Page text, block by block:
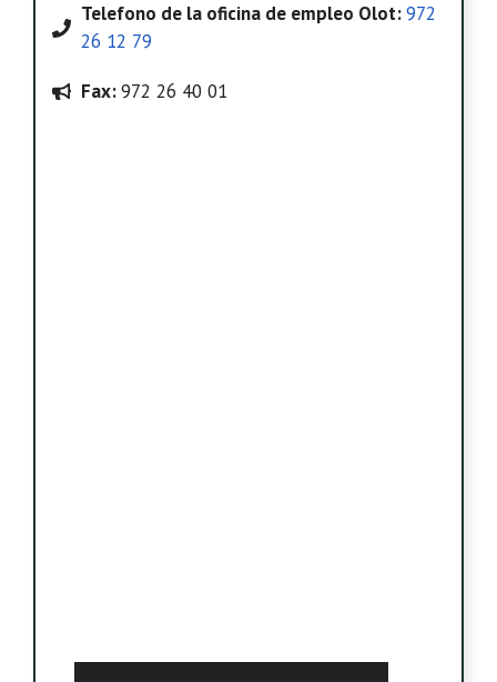
Telefono de la oficina de empleo Olot:972
26 12 79
Fax:972 26 40 01